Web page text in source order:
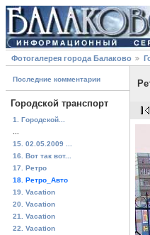
Фотогалерея города Балаково
Последние комментарии
Городской транспорт
1. Городской...
15. 02.05.2009 ...
16. Вот так вот...
17. Ретро
18. Ретро_Авто
19. Vacation
20. Vacation
21. Vacation
22. Vacation